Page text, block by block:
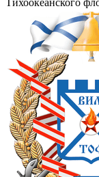
Тихоокеанского